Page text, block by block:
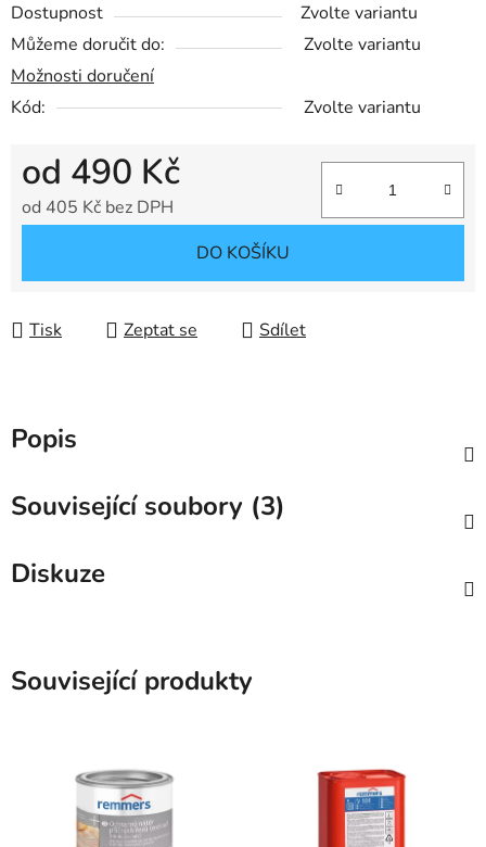
Dostupnost
Zvolte variantu
Můžeme doručit do:
Zvolte variantu
Možnosti doručení
Kód:
Zvolte variantu
od 490 Kč
od 405 Kč bez DPH
DO KOŠÍKU
Tisk Zeptat se Sdílet
Popis
Související soubory (3)
Diskuze
Související produkty